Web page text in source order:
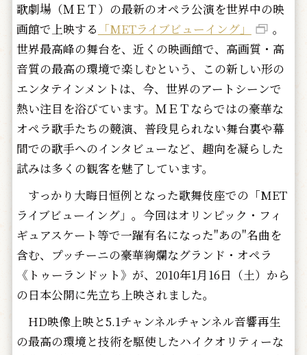
歌劇場（ＭＥＴ）の最新のオペラ公演を世界中の映
画館で上映する 「METライブビューイング」
。
世界最高峰の舞台を、近くの映画館で、高画質・高
音質の最高の環境で楽しむという、この新しい形の
エンタテインメントは、今、世界のアートシーンで
熱い注目を浴びています。ＭＥＴならではの豪華な
オペラ歌手たちの競演、普段見られない舞台裏や幕
間での歌手へのインタビューなど、趣向を凝らした
試みは多くの観客を魅了しています。
すっかり大晦日恒例となった歌舞伎座での「MET
ライブビューイング」。今回はオリンピック・フィ
ギュアスケート等で一躍有名になった"あの"名曲を
含む、プッチーニの豪華絢爛なグランド・オペラ
《トゥーランドット》が、2010年1月16日（土）から
の日本公開に先立ち上映されました。
HD映像上映と5.1チャンネルチャンネル音響再生
の最高の環境と技術を駆使したハイクオリティーな